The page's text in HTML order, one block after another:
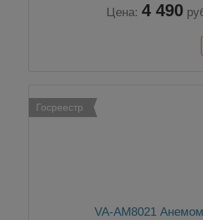
Цена: 4 490
Госреестр
VA-AM8021